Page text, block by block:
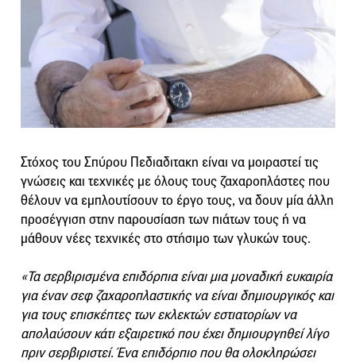
Στόχος του Σπύρου Πεδιαδιτακη είναι να μοιραστεί τις
γνώσεις και τεχνικές με όλους τους ζαχαροπλάστες που
θέλουν να εμπλουτίσουν το έργο τους, να δουν μία άλλη
προσέγγιση στην παρουσίαση των πιάτων τους ή να
μάθουν νέες τεχνικές στο στήσιμο των γλυκών τους.
«Τα σερβιρισμένα επιδόρπια είναι μια μοναδική ευκαιρία
για έναν σεφ ζαχαροπλαστικής να είναι δημιουργικός και
για τους επισκέπτες των εκλεκτών εστιατορίων να
απολαύσουν κάτι εξαιρετικό που έχει δημιουργηθεί λίγο
πριν σερβιριστεί. Ένα επιδόρπιο που θα ολοκληρώσει